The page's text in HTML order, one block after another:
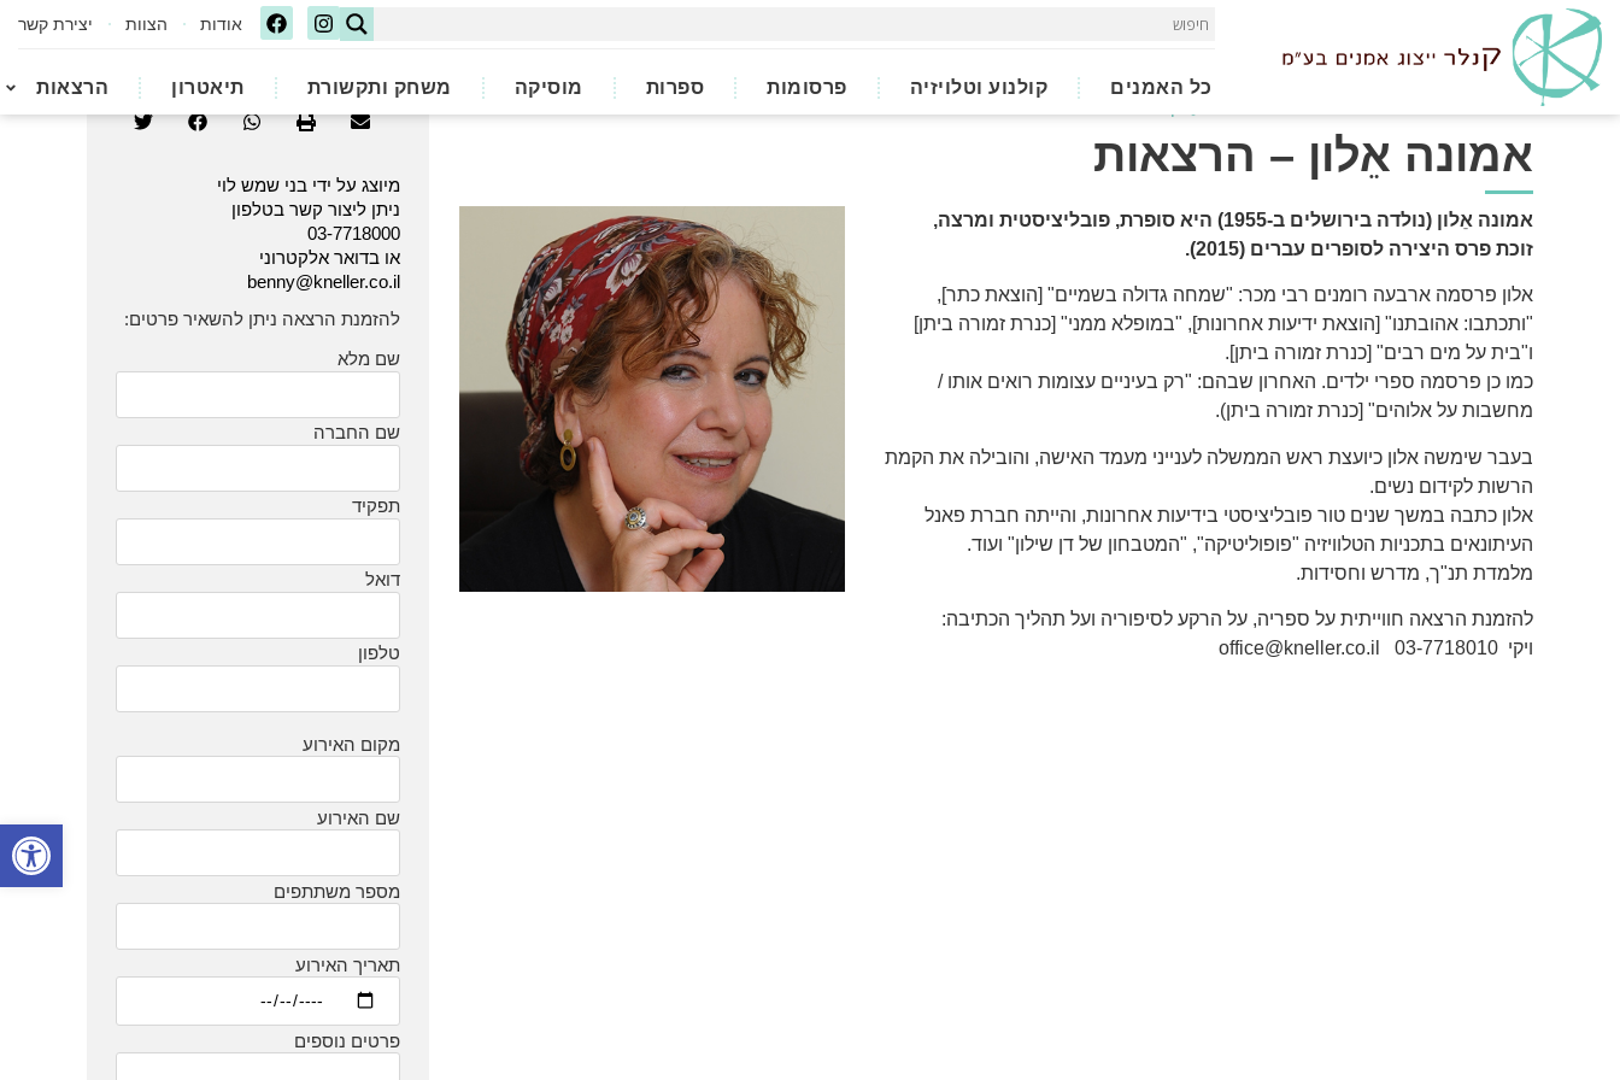
פתח
אודות הצוות יצירת קשר
כל האמנים קולנוע וטלויזיה פרסומות ספרות מוסיקה משחק ותקשורת תיאטרון הרצאות
אמונה אֵלון – הרצאות
אמונה אֵלון (נולדה בירושלים ב-1955) היא סופרת, פובליציסטית ומרצה,
זוכת פרס היצירה לסופרים עברים (2015).
אלון פרסמה ארבעה רומנים רבי מכר: "שמחה גדולה בשמיים" [הוצאת כתר],
"ותכתבו: אהובתנו" [הוצאת ידיעות אחרונות], "במופלא ממני" [כנרת זמורה ביתן]
ו"בית על מים רבים" [כנרת זמורה ביתן].
כמו כן פרסמה ספרי ילדים. האחרון שבהם: "רק בעיניים עצומות רואים אותו /
מחשבות על אלוהים" [כנרת זמורה ביתן).
בעבר שימשה אלון כיועצת ראש הממשלה לענייני מעמד האישה, והובילה את הקמת
הרשות לקידום נשים.
אלון כתבה במשך שנים טור פובליציסטי בידיעות אחרונות, והייתה חברת פאנל
העיתונאים בתכניות הטלוויזיה "פופוליטיקה", "המטבחון של דן שילון" ועוד.
מלמדת תנ"ך, מדרש וחסידות.
להזמנת הרצאה חווייתית על ספריה, על הרקע לסיפוריה ועל תהליך הכתיבה:
ויקי 03-7718010 office@kneller.co.il
מיוצג על ידי בני שמש לוי
ניתן ליצור קשר בטלפון
03-7718000
או בדואר אלקטרוני
benny@kneller.co.il
להזמנת הרצאה ניתן להשאיר פרטים:
שם מלא
שם החברה
תפקיד
דואל
טלפון
מקום האירוע
שם האירוע
מספר משתתפים
תאריך האירוע
פרטים נוספים